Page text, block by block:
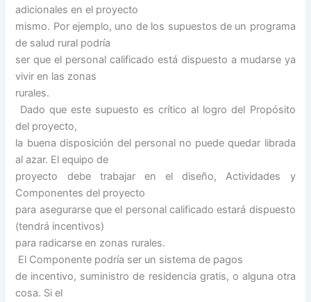
adicionales en el proyecto
mismo. Por ejemplo, uno de los supuestos de un programa
de salud rural podría
ser que el personal calificado está dispuesto a mudarse ya
vivir en las zonas
rurales.
Dado que este supuesto es crítico al logro del Propósito
del proyecto,
la buena disposición del personal no puede quedar librada
al azar. El equipo de
proyecto debe trabajar en el diseño, Actividades y
Componentes del proyecto
para asegurarse que el personal calificado estará dispuesto
(tendrá incentivos)
para radicarse en zonas rurales.
El Componente podría ser un sistema de pagos
de incentivo, suministro de residencia gratis, o alguna otra
cosa. Si el